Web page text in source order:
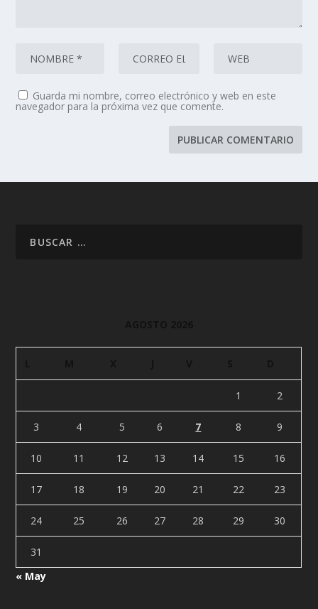
Guarda mi nombre, correo electrónico y web en este
navegador para la próxima vez que comente.
1 2
3 4 5 6 7 8 9
10 11 12 13 14 15 16
17 18 19 20 21 22 23
24 25 26 27 28 29 30
31
« May